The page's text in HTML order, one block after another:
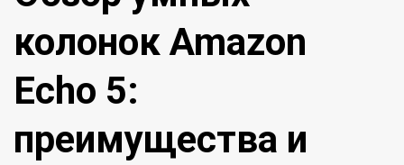
колонок Amazon
Echo 5:
преимущества и